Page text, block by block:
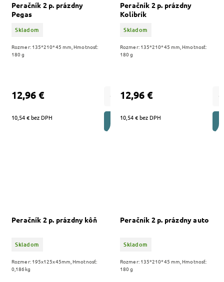
Peračník 2 p. prázdny
Pegas
Skladom
10,54 € bez DPH
12,96 €
DO KOŠÍKA
Rozmer: 135*210*45 mm, Hmotnosť:
180 g
Peračník 2 p. prázdny
Kolibrík
Skladom
10,54 € bez DPH
12,96 €
Rozmer: 135*210*45 mm, Hmotnosť:
180 g
Peračník 2 p. prázdny kôň
Skladom
Rozmer: 195x125x45mm, Hmotnosť:
0,186kg
Peračník 2 p. prázdny auto
Skladom
Rozmer: 135*210*45 mm, Hmotnosť:
180 g